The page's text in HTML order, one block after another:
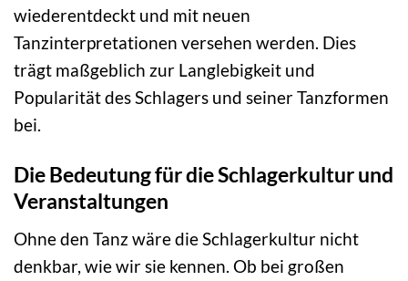
wiederentdeckt und mit neuen
Tanzinterpretationen versehen werden. Dies
trägt maßgeblich zur Langlebigkeit und
Popularität des Schlagers und seiner Tanzformen
bei.
Die Bedeutung für die Schlagerkultur und
Veranstaltungen
Ohne den Tanz wäre die Schlagerkultur nicht
denkbar, wie wir sie kennen. Ob bei großen